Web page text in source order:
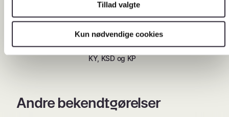
Tillad valgte
Kun nødvendige cookies
Brev til Kombit om bevaring
kommunernes fagsystemer
KY, KSD og KP
Andre bekendtgørelser